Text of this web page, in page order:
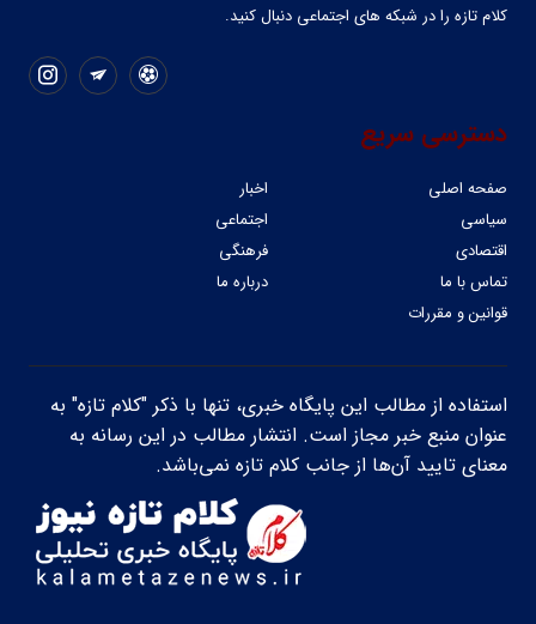
کلام تازه را در شبکه ‌های اجتماعی دنبال کنید.
دسترسی سریع
صفحه اصلی
اخبار
سیاسی
اجتماعی
اقتصادی
فرهنگی
تماس با ما
درباره ما
قوانین و مقررات
استفاده از مطالب این پایگاه خبری، تنها با ذکر "کلام تازه" به
عنوان منبع خبر مجاز است. انتشار مطالب در این رسانه به
معنای تایید آن‌ها از جانب کلام تازه نمی‌باشد.